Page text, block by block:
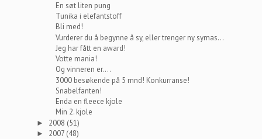
En søt liten pung
Tunika i elefantstoff
Bli med!
Vurderer du å begynne å sy, eller trenger ny symas...
Jeg har fått en award!
Votte mania!
Og vinneren er....
3000 besøkende på 5 mnd! Konkurranse!
Snabelfanten!
Enda en fleece kjole
Min 2. kjole
► 2008 (51)
► 2007 (48)